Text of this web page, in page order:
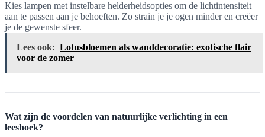
Kies lampen met instelbare helderheidsopties om de lichtintensiteit
aan te passen aan je behoeften. Zo strain je je ogen minder en creëer
je de gewenste sfeer.
Lees ook: Lotusbloemen als wanddecoratie: exotische flair
voor de zomer
Wat zijn de voordelen van natuurlijke verlichting in een
leeshoek?